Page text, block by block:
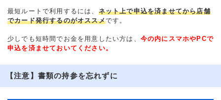
最短ルートで利用するには、 ネット上で申込を済ませてから店舗
でカード発行するのがオススメです。
少しでも短時間でお金を用意したい方は、 今の内にスマホやPCで
申込を済ませておいてください。
【注意】書類の持参を忘れずに